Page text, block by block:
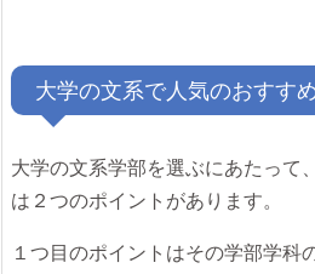
大学の文系で人気のおすす
大学の文系学部を選ぶにあたって
は２つのポイントがあります。
１つ目のポイントはその学部学科